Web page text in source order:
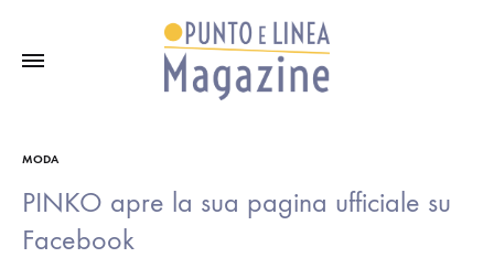
MODA
PINKO apre la sua pagina ufficiale su
Facebook